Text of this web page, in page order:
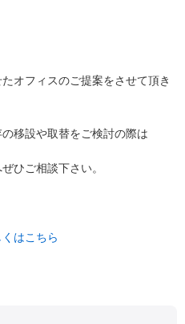
オフィスのご提案をさせて頂き
移設や取替をご検討の際は
ひご相談下さい。
はこちら